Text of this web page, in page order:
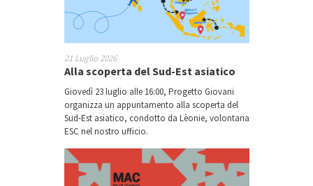
21 Luglio 2026
Alla scoperta del Sud-Est asiatico
Giovedì 23 luglio alle 16:00, Progetto Giovani
organizza un appuntamento alla scoperta del
Sud-Est asiatico, condotto da Lèonie, volontaria
ESC nel nostro ufficio.